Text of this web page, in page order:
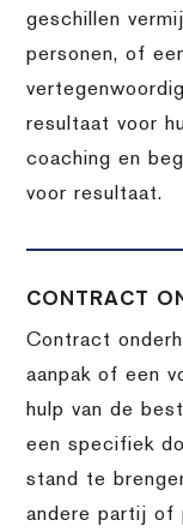
geschillen
personen, of
resultaat voor
coaching en
voor resultaat.
CONTRACT
Contract
aanpak of een
hulp van de
een specifiek
stand te
andere partij of